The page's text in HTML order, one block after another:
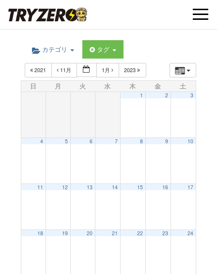
t
カテゴリ タグ
2021 11月 1月 2023
日 月 火 水 木 金 土
1 2 3
4 5 6 7 8 9 10
11 12 13 14 15 16 17
18 19 20 21 22 23 24